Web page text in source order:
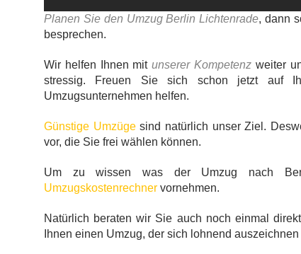
Planen Sie den Umzug Berlin Lichtenrade, dann
besprechen.
Wir helfen Ihnen mitunserer Kompetenz weiter
stressig. Freuen Sie sich schon jetzt auf
Umzugsunternehmen helfen.
Günstige Umzügesind natürlich unser Ziel.
vor, die Sie frei wählen können.
Um zu wissen was der Umzug nach
Umzugskostenrechner vornehmen.
Natürlich beraten wir Sie auch noch einmal
Ihnen einen Umzug, der sich lohnend auszeichnen